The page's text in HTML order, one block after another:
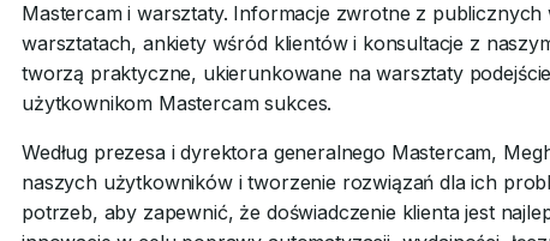
Mastercam i warsztaty. Informacje zwrotne z publicznych
warsztatach, ankiety wśród klientów i konsultacje z
tworzą praktyczne, ukierunkowane na warsztaty
użytkownikom Mastercam sukces.
Według prezesa i dyrektora generalnego Mastercam,
naszych użytkowników i tworzenie rozwiązań dla ich
potrzeb, aby zapewnić, że doświadczenie klienta jest